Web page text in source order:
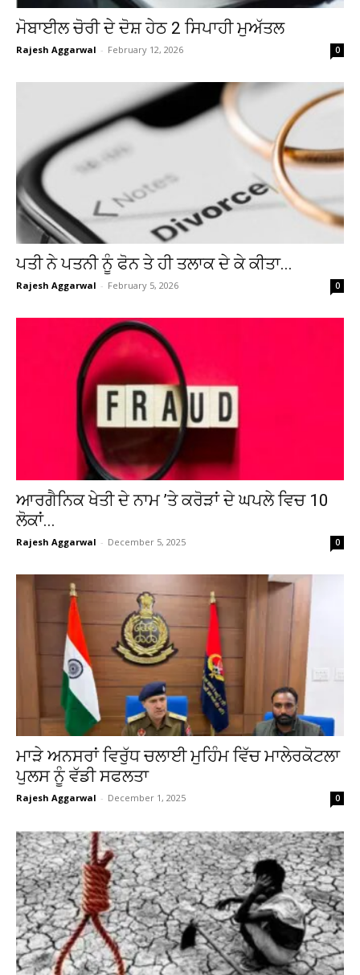
ਮੋਬਾਈਲ ਚੋਰੀ ਦੇ ਦੋਸ਼ ਹੇਠ 2 ਸਿਪਾਹੀ ਮੁਅੱਤਲ
Rajesh Aggarwal - February 12, 2026 0
ਪਤੀ ਨੇ ਪਤਨੀ ਨੂੰ ਫੋਨ ਤੇ ਹੀ ਤਲਾਕ ਦੇ ਕੇ ਕੀਤਾ...
Rajesh Aggarwal - February 5, 2026 0
ਆਰਗੈਨਿਕ ਖੇਤੀ ਦੇ ਨਾਮ ’ਤੇ ਕਰੋੜਾਂ ਦੇ ਘਪਲੇ ਵਿਚ 10
ਲੋਕਾਂ...
Rajesh Aggarwal - December 5, 2025 0
ਮਾੜੇ ਅਨਸਰਾਂ ਵਿਰੁੱਧ ਚਲਾਈ ਮੁਹਿੰਮ ਵਿੱਚ ਮਾਲੇਰਕੋਟਲਾ
ਪੁਲਸ ਨੂੰ ਵੱਡੀ ਸਫਲਤਾ
Rajesh Aggarwal - December 1, 2025 0